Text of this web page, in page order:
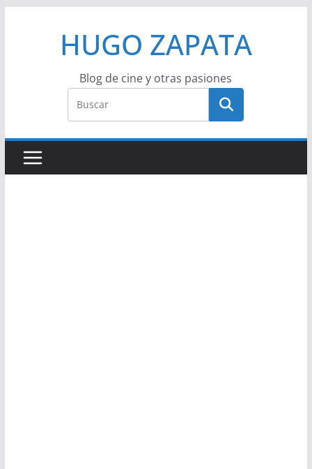
HUGO ZAPATA
Blog de cine y otras pasiones